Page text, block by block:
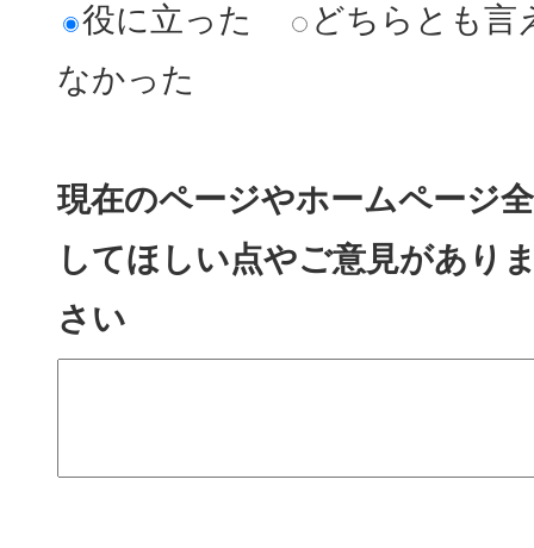
役に立った
どちらとも言
なかった
現在のページやホームページ
してほしい点やご意見があり
さい